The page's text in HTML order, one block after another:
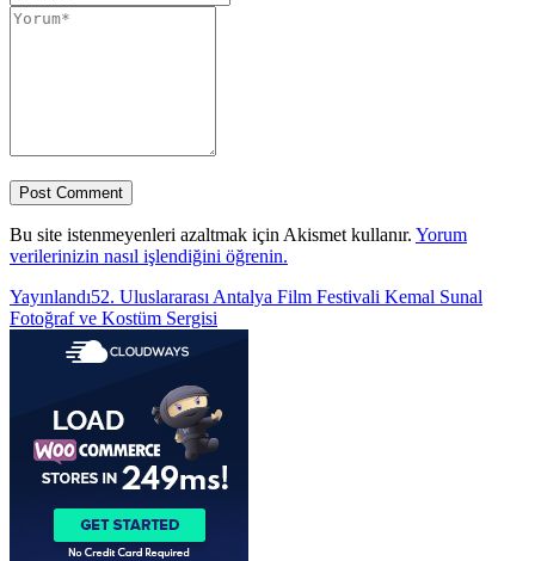
Bu site istenmeyenleri azaltmak için Akismet kullanır. Yorum
verilerinizin nasıl işlendiğini öğrenin.
Yazı
gezinmesi
Yayınlandı52. Uluslararası Antalya Film Festivali Kemal Sunal
Fotoğraf ve Kostüm Sergisi